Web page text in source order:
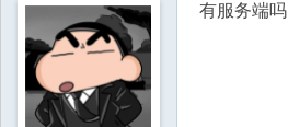
有服务端吗